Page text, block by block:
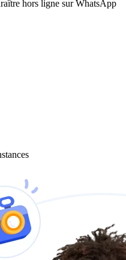
hors ligne sur WhatsApp